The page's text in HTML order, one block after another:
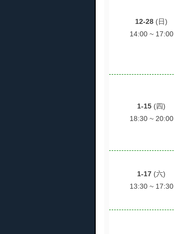
12-28 (日)
14:00 ~ 17:00
1-15 (四)
18:30 ~ 20:00
1-17 (六)
13:30 ~ 17:30